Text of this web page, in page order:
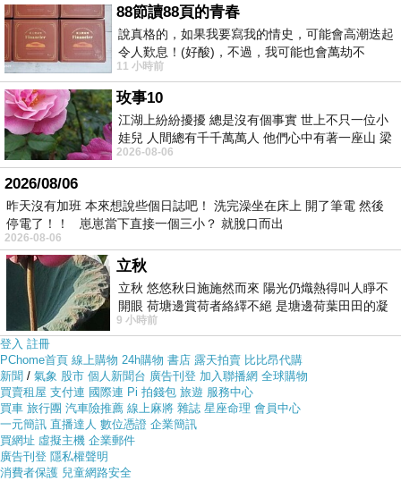
涅磐)在網路上買應該會比較便宜，【美夢元素】天鵝絨單
人三件式床包被套組(鳳凰涅磐)
而且24小時都能買，上網
慢慢挑選，不用等店家開門也不用看店員臉色
各大網路購物網為求有好業績都無所不用其極。因為momo
都有送300元或是500元的折價卷!所以我建議可以上momo
購物網來購買(
(鳳凰涅磐) )
88節讀88頁的青春
說真格的，如果我要寫我的情史，可能會高潮迭起
令人歎息！(好酸)，不過，我可能也會萬劫不
復...，每天跪鍵盤還是被判了花心的罪
11 小時前
玫事10
江湖上紛紛擾擾 總是沒有個事實 世上不只一位小
娃兒 人間總有千千萬萬人 他們心中有著一座山 梁
山佛山泰華衡恆嵩 一山之高
2026-08-06
2026/08/06
昨天沒有加班 本來想說些個日誌吧！ 洗完澡坐在床上 開了筆電 然後
停電了！！ 崽崽當下直接一個三小？ 就脫口而出
2026-08-06
立秋
立秋 悠悠秋日施施然而來 陽光仍熾熱得叫人睜不
開眼 荷塘邊賞荷者絡繹不絕 是塘邊荷葉田田的凝
望 風中飄逸的是映日荷花別樣紅
9 小時前
登入 註冊
PChome首頁 線上購物 24h購物 書店 露天拍賣 比比昂代購
新聞 / 氣象 股市 個人新聞台 廣告刊登 加入聯播網 全球購物
買賣租屋 支付連 國際連 Pi 拍錢包 旅遊 服務中心
買車 旅行團 汽車險推薦 線上麻將 雜誌 星座命理 會員中心
一元簡訊 直播達人 數位憑證 企業簡訊
買網址 虛擬主機 企業郵件
廣告刊登 隱私權聲明
消費者保護 兒童網路安全